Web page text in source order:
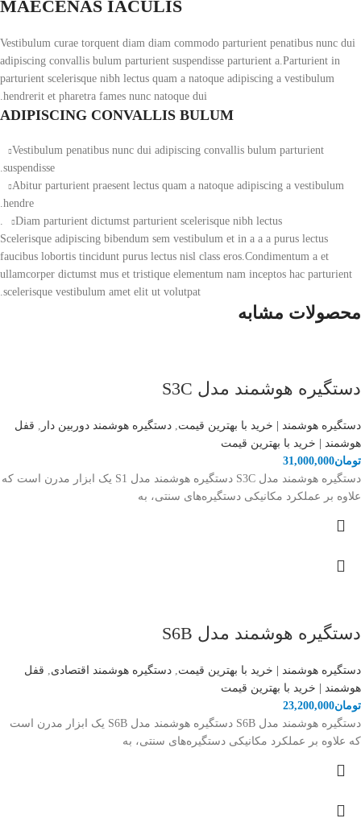
MAECENAS IACULIS
Vestibulum curae torquent diam diam commodo parturient penatibus nunc dui
adipiscing convallis bulum parturient suspendisse parturient a.Parturient in
parturient scelerisque nibh lectus quam a natoque adipiscing a vestibulum
hendrerit et pharetra fames nunc natoque dui.
ADIPISCING CONVALLIS BULUM
Vestibulum penatibus nunc dui adipiscing convallis bulum parturient
suspendisse.
Abitur parturient praesent lectus quam a natoque adipiscing a vestibulum
hendre.
Diam parturient dictumst parturient scelerisque nibh lectus.
Scelerisque adipiscing bibendum sem vestibulum et in a a a purus lectus
faucibus lobortis tincidunt purus lectus nisl class eros.Condimentum a et
ullamcorper dictumst mus et tristique elementum nam inceptos hac parturient
scelerisque vestibulum amet elit ut volutpat.
محصولات مشابه
دستگیره هوشمند مدل S3C
دستگیره هوشمند | خرید با بهترین قیمت, دستگیره هوشمند دوربین دار , قفل
هوشمند | خرید با بهترین قیمت
تومان31,000,000
دستگیره هوشمند مدل S3C دستگیره هوشمند مدل S1 یک ابزار مدرن است که
علاوه بر عملکرد مکانیکی دستگیره‌های سنتی، به
دستگیره هوشمند مدل S6B
دستگیره هوشمند | خرید با بهترین قیمت, دستگیره هوشمند اقتصادی, قفل
هوشمند | خرید با بهترین قیمت
تومان23,200,000
دستگیره هوشمند مدل S6B دستگیره هوشمند مدل S6B یک ابزار مدرن است
که علاوه بر عملکرد مکانیکی دستگیره‌های سنتی، به